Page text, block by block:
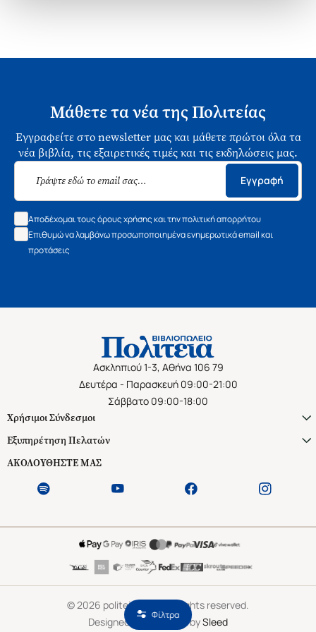
Φίλτρα
Μάθετε τα νέα της Πολιτείας
Εγγραφείτε στο newsletter μας και μάθετε πρώτοι όλα τα
νέα βιβλία, τις εξαιρετικές τιμές και τις εκδηλώσεις μας.
Εγγραφή
Αποδέχομαι τους όρους χρήσης και την πολιτική απορρήτου
Επιθυμώ να λαμβάνω προσωποποιημένα ενημερωτικά email και
προτάσεις
Ασκληπιού 1-3, Αθήνα 106 79
Δευτέρα - Παρασκευή 09:00-21:00
Σάββατο 09:00-18:00
Χρήσιμοι Σύνδεσμοι
Εξυπηρέτηση Πελατών
ΑΚΟΛΟΥΘΗΣΤΕ ΜΑΣ
© 2026 politeianet.gr All rights reserved.
Designed & Developed bySleed